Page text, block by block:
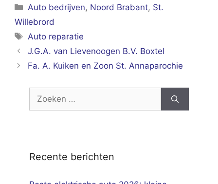
Categorieën
Auto bedrijven, Noord Brabant, St.
Willebrord
Tags
Auto reparatie
J.G.A. van Lievenoogen B.V. Boxtel
Fa. A. Kuiken en Zoon St. Annaparochie
Zoek
Recente berichten